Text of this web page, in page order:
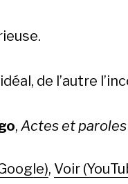
de l’autre
, Actes et paroles
, Voir